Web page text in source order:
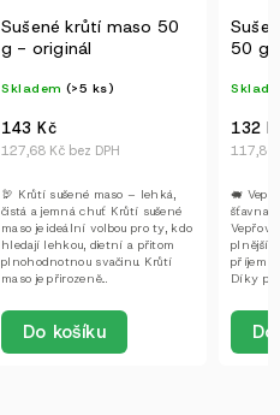
Sušené vepřové maso
50 g - originál
Skladem (>5 ks)
117,86 Kč bez DPH
132 Kč
Do košíku
🐖 Vepřové sušené maso –
šťavnaté, výrazné a poctivé
Vepřové sušené maso nabízí
plnější, výraznější chuť a
příjemně šťavnatou strukturu.
Díky pečlivému výběru libových
Jerky
133,04
149
🌶️
klobása
poctivé